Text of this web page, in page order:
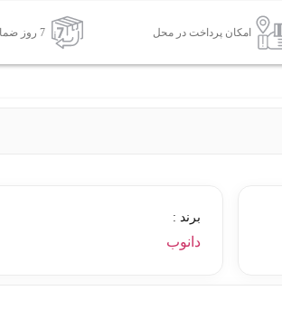
امکان پرداخت در محل 7 روز ضمانت بازگشت کالا
برند :
دانوب